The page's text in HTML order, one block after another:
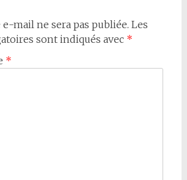
e-mail ne sera pas publiée. Les
sont indiqués avec *
*